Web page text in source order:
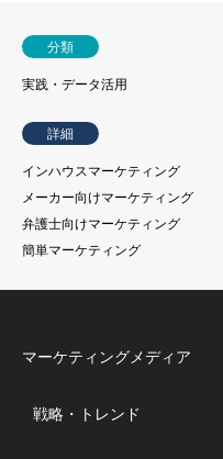
分類
実践・データ活用
詳細
インハウスマーケティング
メーカー向けマーケティング
弁護士向けマーケティング
簡単マーケティング
マーケティングメディア
戦略・トレンド